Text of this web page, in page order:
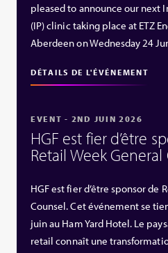
pleased to announce our next
(IP) clinic taking place at ETZ
Aberdeen on Wednesday 24
DÉTAILS DE L'ÉVÉNEMENT
EVENT - 2ND JUIN 2026
HGF est fier d’être
Retail Week
HGF est fier d’être sponsor de
Counsel. Cet événement se
juin au Ham Yard Hotel. Le
retail connaît une